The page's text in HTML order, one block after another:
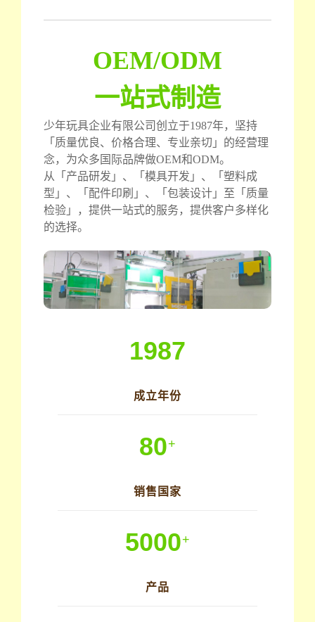
OEM/ODM
一站式制造
少年玩具企业有限公司创立于1987年，坚持
「质量优良、价格合理、专业亲切」的经营理
念，为众多国际品牌做OEM和ODM。
从「产品研发」、「模具开发」、「塑料成
型」、「配件印刷」、「包装设计」至「质量
检验」，提供一站式的服务，提供客户多样化
的选择。
1987
成立年份
80+
销售国家
5000+
产品